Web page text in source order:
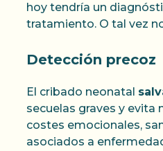
hoy tendría un
tratamiento. O tal vez
Detección precoz
El cribado neonatal
secuelas graves y evita
costes emocionales,
asociados a